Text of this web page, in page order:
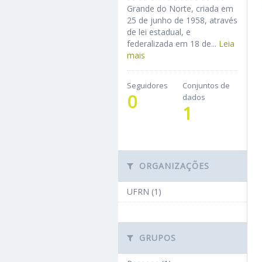
Grande do Norte, criada em
25 de junho de 1958, através
de lei estadual, e
federalizada em 18 de... Leia
mais
Seguidores
0
Conjuntos de
dados
1
ORGANIZAÇÕES
UFRN (1)
GRUPOS